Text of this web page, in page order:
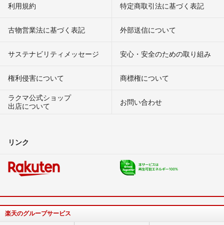
利用規約 特定商取引法に基づく表記
古物営業法に基づく表記 外部送信について
サステナビリティメッセージ 安心・安全のための取り組み
権利侵害について
商標権について
ラクマ公式ショップ
出店について
お問い合わせ
リンク
楽天のグループサービス